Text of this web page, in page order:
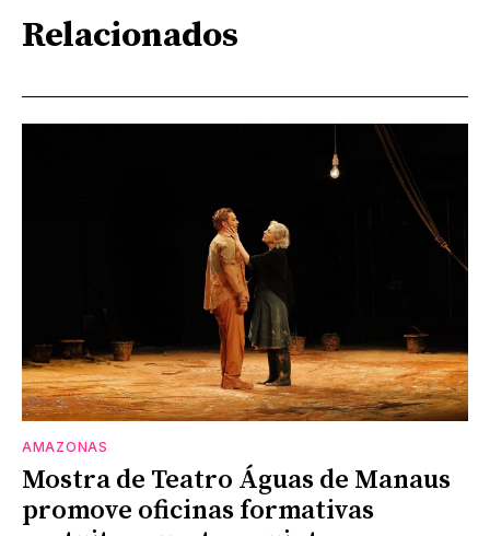
Relacionados
AMAZONAS
Mostra de Teatro Águas de Manaus
promove oficinas formativas